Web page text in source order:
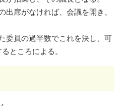
席がなければ、会議を開き、
員の過半数でこれを決し、可
ところによる。